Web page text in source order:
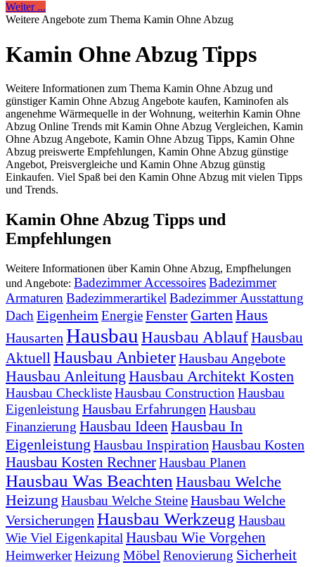
Weiter ...
Weitere Angebote zum Thema Kamin Ohne Abzug
Kamin Ohne Abzug Tipps
Weitere Informationen zum Thema Kamin Ohne Abzug und
günstiger Kamin Ohne Abzug Angebote kaufen, Kaminofen als
angenehme Wärmequelle in der Wohnung, weiterhin Kamin Ohne
Abzug Online Trends mit Kamin Ohne Abzug Vergleichen, Kamin
Ohne Abzug Angebote, Kamin Ohne Abzug Tipps, Kamin Ohne
Abzug preiswerte Empfehlungen, Kamin Ohne Abzug günstige
Angebot, Preisvergleiche und Kamin Ohne Abzug günstig
Einkaufen. Viel Spaß bei den Kamin Ohne Abzug mit vielen Tipps
und Trends.
Kamin Ohne Abzug Tipps und
Empfehlungen
Weitere Informationen über Kamin Ohne Abzug, Empfhelungen
und Angebote: Badezimmer AccessoiresBadezimmer
Armaturen Badezimmerartikel Badezimmer Ausstattung
Dach Eigenheim EnergieFenster Garten Haus
Hausarten Hausbau Hausbau AblaufHausbau
AktuellHausbau AnbieterHausbau Angebote
Hausbau Anleitung Hausbau Architekt Kosten
Hausbau ChecklisteHausbau Construction Hausbau
Eigenleistung Hausbau Erfahrungen Hausbau
Finanzierung Hausbau Ideen Hausbau In
Eigenleistung Hausbau Inspiration Hausbau Kosten
Hausbau Kosten RechnerHausbau Planen
Hausbau Was Beachten Hausbau Welche
Heizung Hausbau Welche SteineHausbau Welche
Versicherungen Hausbau Werkzeug Hausbau
Wie Viel Eigenkapital Hausbau Wie Vorgehen
HeimwerkerHeizung Möbel Renovierung Sicherheit